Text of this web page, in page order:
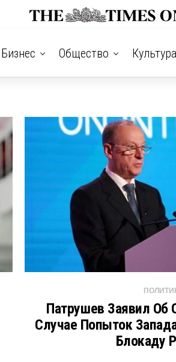
Бизнес Общество Культура
Патрушев Заявил Об
Случае Попыток
Блокаду